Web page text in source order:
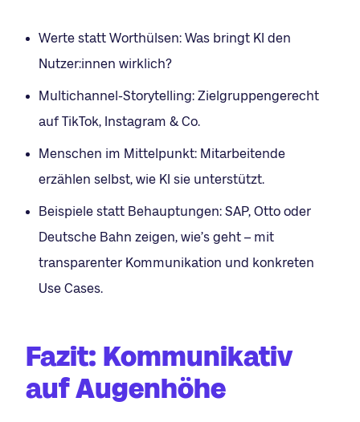
Werte statt Worthülsen: Was bringt KI den
Nutzer:innen wirklich?
Multichannel-Storytelling: Zielgruppengerecht
auf TikTok, Instagram & Co.
Menschen im Mittelpunkt: Mitarbeitende
erzählen selbst, wie KI sie unterstützt.
Beispiele statt Behauptungen: SAP, Otto oder
Deutsche Bahn zeigen, wie’s geht – mit
transparenter Kommunikation und konkreten
Use Cases.
Fazit: Kommunikativ
auf Augenhöhe